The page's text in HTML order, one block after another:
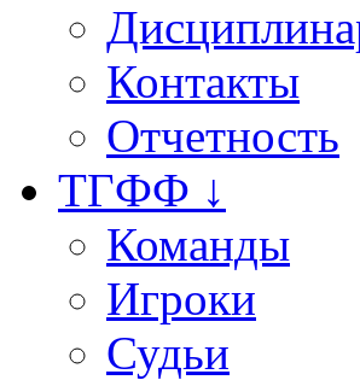
Контакты
Отчетность
ТГФФ ↓
Команды
Игроки
Судьи